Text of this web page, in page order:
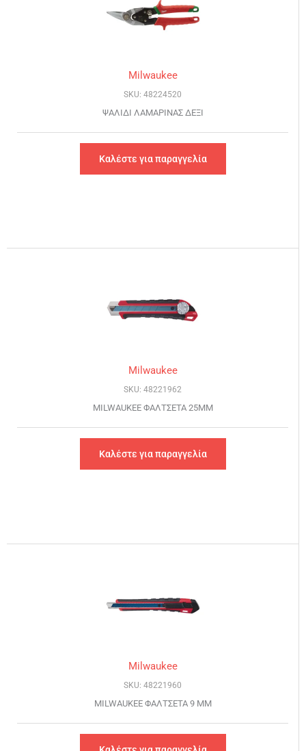
Milwaukee
SKU: 48224520
ΨΑΛΙΔΙ ΛΑΜΑΡΙΝΑΣ ΔΕΞΙ
Καλέστε για παραγγελία
Milwaukee
SKU: 48221962
MILWAUKEE ΦΑΛΤΣΕΤΑ 25MM
Καλέστε για παραγγελία
Milwaukee
SKU: 48221960
MILWAUKEE ΦΑΛΤΣΕΤΑ 9 MM